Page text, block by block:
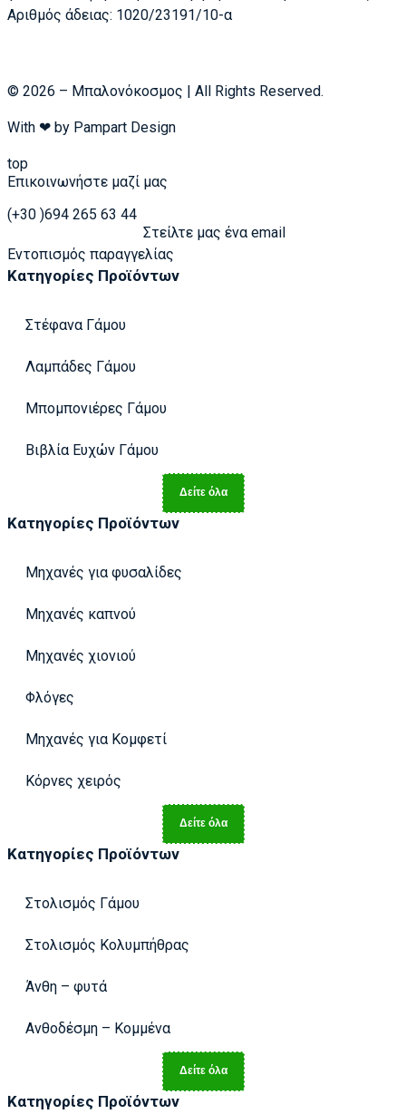
Αριθμός άδειας: 1020/23191/10-α
© 2026 – Μπαλονόκοσμος | All Rights Reserved.
With ❤ by Pampart Design
top
Επικοινωνήστε μαζί μας
(+30 )694 265 63 44
Στείλτε μας ένα email
Εντοπισμός παραγγελίας
Κατηγορίες Προϊόντων
Στέφανα Γάμου
Λαμπάδες Γάμου
Μπομπονιέρες Γάμου
Βιβλία Ευχών Γάμου
Δείτε όλα
Κατηγορίες Προϊόντων
Μηχανές για φυσαλίδες
Μηχανές καπνού
Μηχανές χιονιού
Φλόγες
Μηχανές για Κομφετί
Κόρνες χειρός
Δείτε όλα
Κατηγορίες Προϊόντων
Στολισμός Γάμου
Στολισμός Κολυμπήθρας
Άνθη – φυτά
Ανθοδέσμη – Κομμένα
Δείτε όλα
Κατηγορίες Προϊόντων